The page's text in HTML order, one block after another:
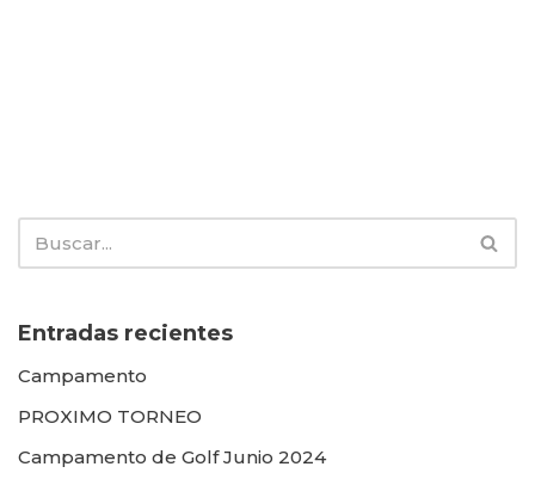
Entradas recientes
Campamento
PROXIMO TORNEO
Campamento de Golf Junio 2024